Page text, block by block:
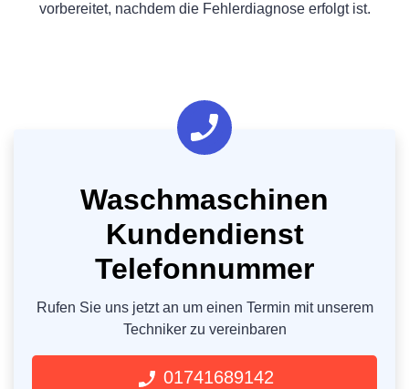
vorbereitet, nachdem die Fehlerdiagnose erfolgt ist.
Waschmaschinen
Kundendienst
Telefonnummer
Rufen Sie uns jetzt an um einen Termin mit unserem
Techniker zu vereinbaren
01741689142